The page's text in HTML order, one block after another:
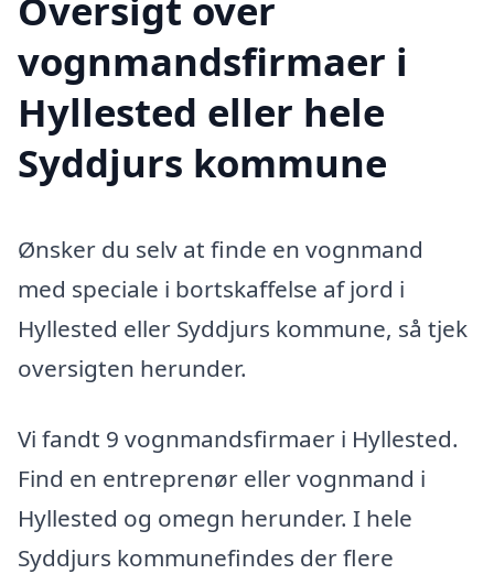
Oversigt over
vognmandsfirmaer i
Hyllested eller hele
Syddjurs kommune
Ønsker du selv at finde en vognmand
med speciale i bortskaffelse af jord i
Hyllested eller Syddjurs kommune, så tjek
oversigten herunder.
Vi fandt 9 vognmandsfirmaer i Hyllested.
Find en entreprenør eller vognmand i
Hyllested og omegn herunder. I hele
Syddjurs kommunefindes der flere